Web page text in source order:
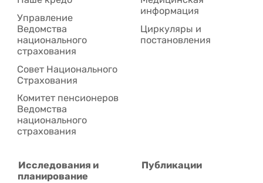
Управление
Ведомства
национального
страхования
Совет Национального
Cтрахования
Комитет пенсионеров
Ведомства
национального
страхования
информация
Циркуляры и
постановления
Исследования и
планирование
Публикации